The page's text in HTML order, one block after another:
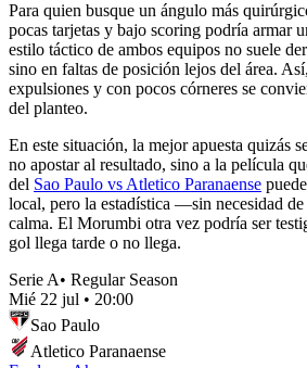
Para quien busque un ángulo más
pocas tarjetas y bajo scoring podría armar
estilo táctico de ambos equipos no suele
sino en faltas de posición lejos del área.
expulsiones y con pocos córneres se
del planteo.
En este situación, la mejor apuesta quizás
no apostar al resultado, sino a la película
del Sao Paulo vs Atletico Paranaense
local, pero la estadística —sin necesidad
calma. El Morumbi otra vez podría ser
gol llega tarde o no llega.
Serie A• Regular Season
Mié 22 jul • 20:00
Sao Paulo
Atletico Paranaense